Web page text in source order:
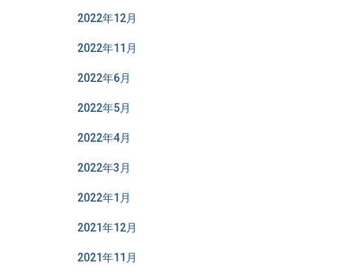
2022年12月
2022年11月
2022年6月
2022年5月
2022年4月
2022年3月
2022年1月
2021年12月
2021年11月